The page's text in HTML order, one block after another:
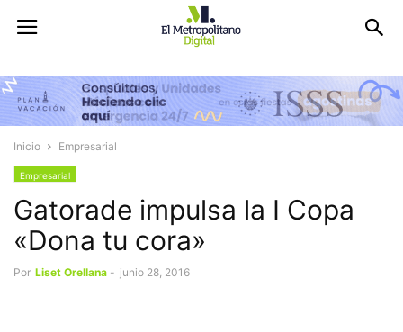
Inicio Empresarial
Empresarial
Gatorade impulsa la I Copa
«Dona tu cora»
Por Liset Orellana - junio 28, 2016